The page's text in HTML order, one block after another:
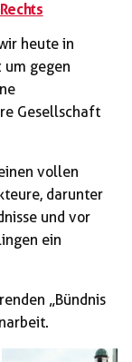
heute in
gegen
Gesellschaft
vollen
darunter
und vor
ein
„Bündnis